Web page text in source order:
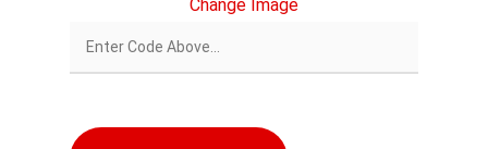
Change Image